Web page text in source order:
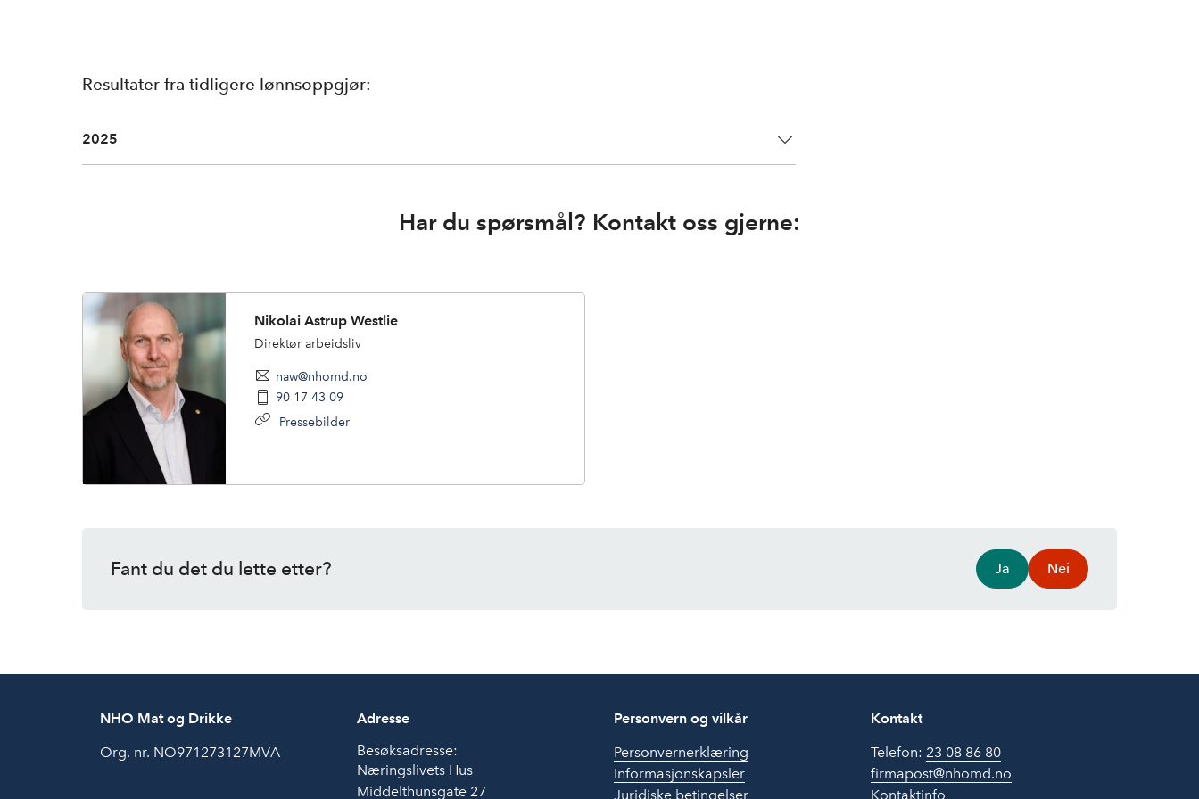
Resultater fra tidligere lønnsoppgjør:
2025
Har du spørsmål? Kontakt oss gjerne:
Nikolai Astrup Westlie
Direktør arbeidsliv
naw@nhomd.no
90 17 43 09
Pressebilder
Fant du det du lette etter? Ja Nei
NHO Mat og Drikke
Org. nr. NO971273127MVA
Adresse
Besøksadresse:
Næringslivets Hus
Middelthunsgate 27
Personvern og vilkår
Personvernerklæring
Informasjonskapsler
Juridiske betingelser
Kontakt
Telefon: 23 08 86 80
firmapost@nhomd.no
Kontaktinfo